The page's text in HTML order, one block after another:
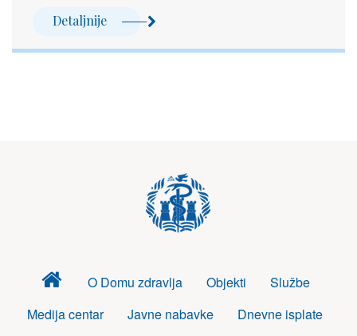
Detaljnije
Dom
zdravlja
O Domu zdravlja Objekti
Službe
Medija centar
Javne nabavke
Dnevne isplate